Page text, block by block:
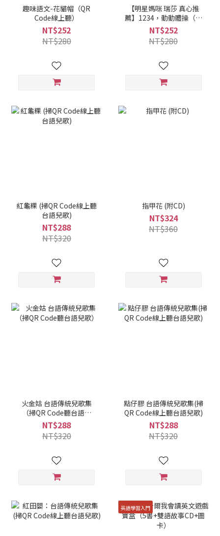
趣味語文-花貓帽（QR
Code線上聽）
NT$252
NT$280
【明星媽咪 瑞莎 真心推
薦】1234，動動體操（掃
QR Code聽律動兒歌）
NT$252
NT$280
紅龜粿 (掃QR Code線上聽
台語兒歌)
NT$288
NT$320
指甲花 (附CD)
NT$324
NT$360
火金姑 台語傳統兒歌集
（掃QR Code聽台語兒
歌）
NT$288
NT$320
點仔膠 台語傳統兒歌集(掃
QR Code線上聽台語兒歌)
NT$288
NT$320
英語學習入門